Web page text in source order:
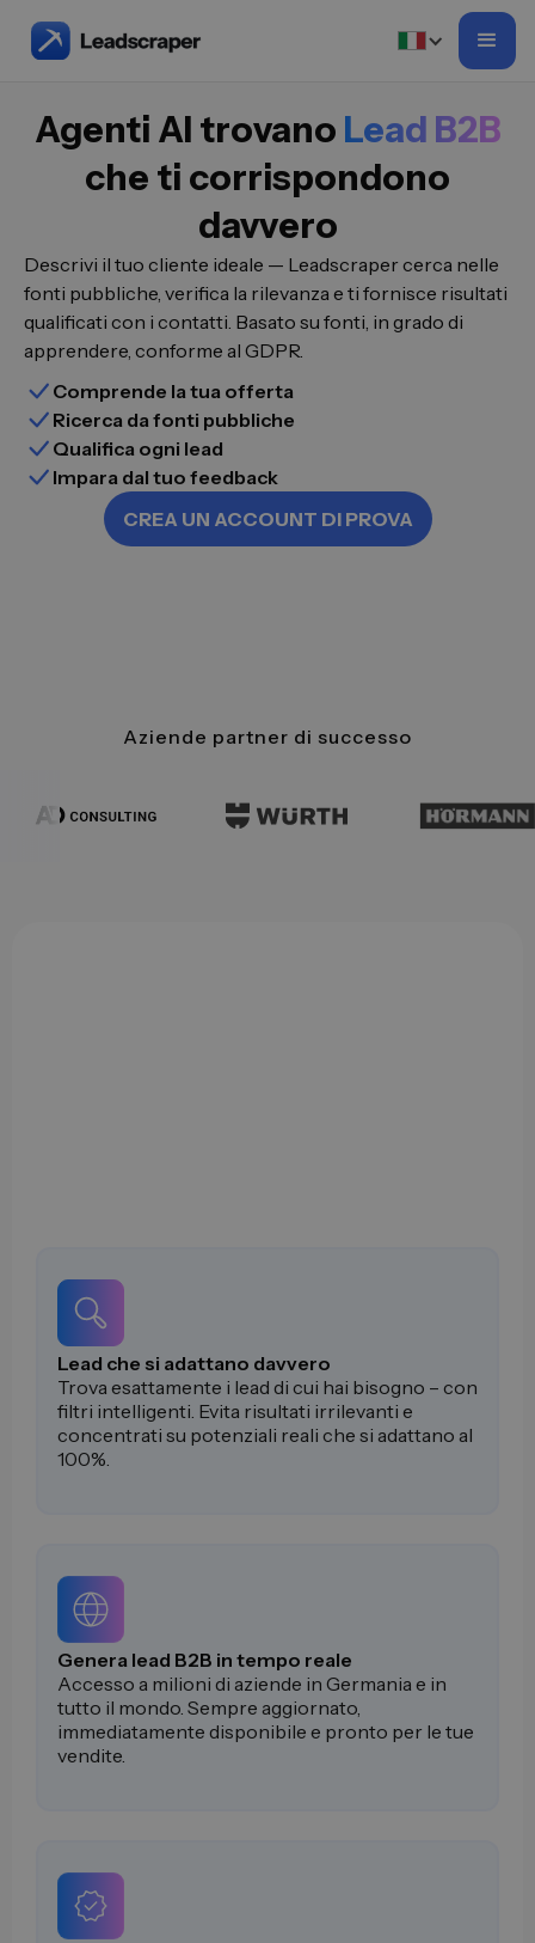
Agenti AI trovano Lead B2B
che ti corrispondono
davvero
Descrivi il tuo cliente ideale — Leadscraper cerca nelle
fonti pubbliche, verifica la rilevanza e ti fornisce risultati
qualificati con i contatti. Basato su fonti, in grado di
apprendere, conforme al GDPR.
Comprende la tua offerta
Ricerca da fonti pubbliche
Qualifica ogni lead
Impara dal tuo feedback
CREA UN ACCOUNT DI PROVA
Aziende partner di successo
Lead che si adattano davvero
Trova esattamente i lead di cui hai bisogno – con
filtri intelligenti. Evita risultati irrilevanti e
concentrati su potenziali reali che si adattano al
100%.
Genera lead B2B in tempo reale
Accesso a milioni di aziende in Germania e in
tutto il mondo. Sempre aggiornato,
immediatamente disponibile e pronto per le tue
vendite.